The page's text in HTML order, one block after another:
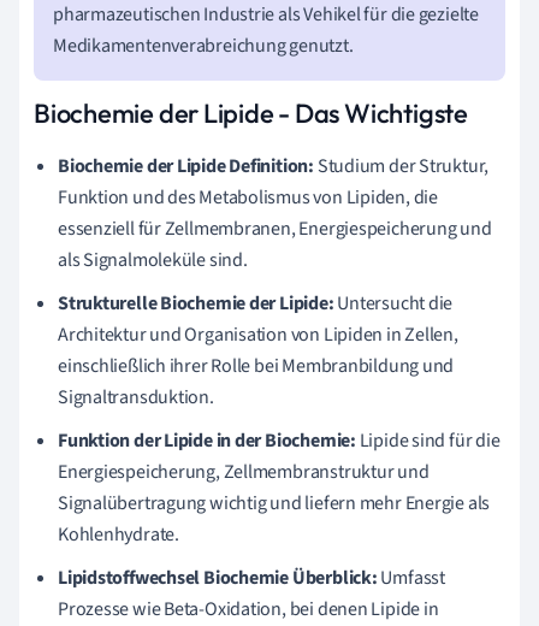
pharmazeutischen Industrie als Vehikel für die gezielte
Medikamentenverabreichung genutzt.
Biochemie der Lipide - Das Wichtigste
Biochemie der Lipide Definition: Studium der Struktur,
Funktion und des Metabolismus von Lipiden, die
essenziell für Zellmembranen, Energiespeicherung und
als Signalmoleküle sind.
Strukturelle Biochemie der Lipide:Untersucht die
Architektur und Organisation von Lipiden in Zellen,
einschließlich ihrer Rolle bei Membranbildung und
Signaltransduktion.
Funktion der Lipide in der Biochemie: Lipide sind für die
Energiespeicherung, Zellmembranstruktur und
Signalübertragung wichtig und liefern mehr Energie als
Kohlenhydrate.
Lipidstoffwechsel Biochemie Überblick:Umfasst
Prozesse wie Beta-Oxidation, bei denen Lipide in